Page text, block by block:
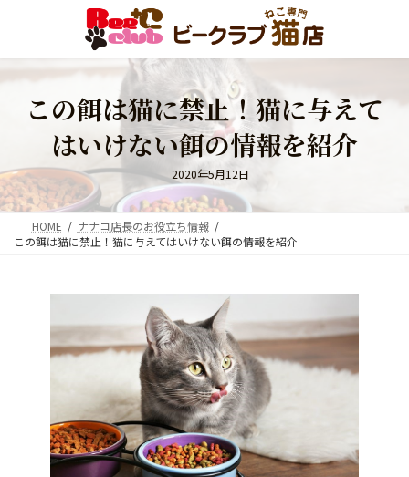
ン
ツ
プ
ー
シ
動
この餌は猫に禁止！猫に与えて
はいけない餌の情報を紹介
2020年5月12日
HOME
ナナコ店長のお役立ち情報
この餌は猫に禁止！猫に与えてはいけない餌の情報を紹介